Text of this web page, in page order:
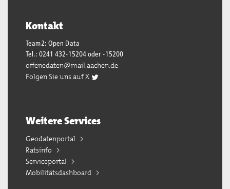
Kontakt
Team2: Open Data
Tel.: 0241 432-15204 oder -15200
offenedaten@mail.aachen.de
Folgen Sie uns auf X
Weitere Services
Geodatenportal
Ratsinfo
Serviceportal
Mobilitätsdashboard